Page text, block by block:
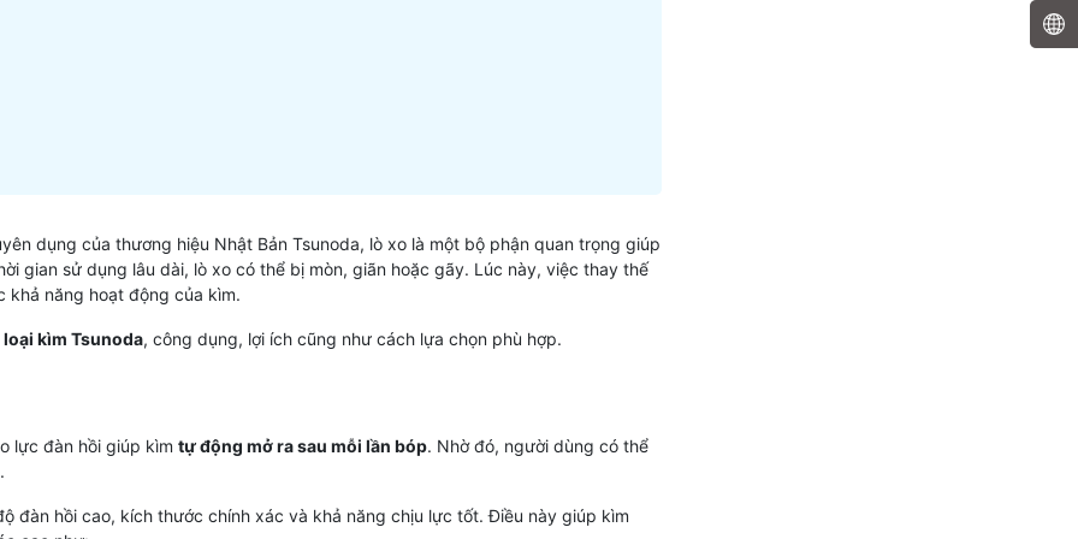
dụng của thương hiệu Nhật Bản Tsunoda, lò xo là một bộ phận quan trọng giúp
gian sử dụng lâu dài, lò xo có thể bị mòn, giãn hoặc gãy. Lúc này, việc thay thế
khả năng hoạt động của kìm.
kìm Tsunoda, công dụng, lợi ích cũng như cách lựa chọn phù hợp.
lực đàn hồi giúp kìm tự động mở ra sau mỗi lần bóp. Nhờ đó, người dùng có thể
đàn hồi cao, kích thước chính xác và khả năng chịu lực tốt. Điều này giúp kìm